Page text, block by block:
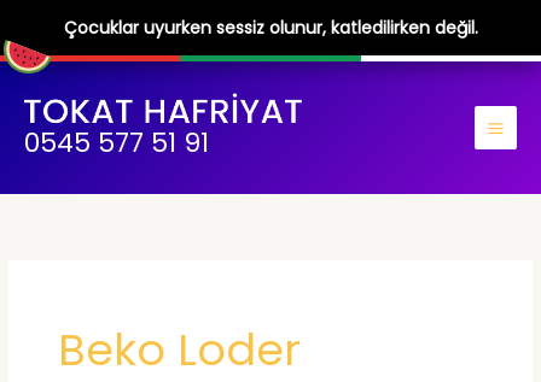
Çocuklar uyurken sessiz olunur, katledilirken değil.
İçeriğe
atla
0545 577 51 91
Beko Loder